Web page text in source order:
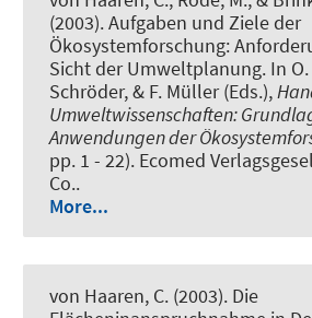
(2003).Aufgaben und Ziele der
Ökosystemforschung:
Sicht der Umweltplanung. In
Schröder, & F. Müller (Eds.),
Umweltwissenschaften:
Anwendungen der
pp. 1 - 22). Ecomed
Co..
More...
von Haaren, C. (2003). Die